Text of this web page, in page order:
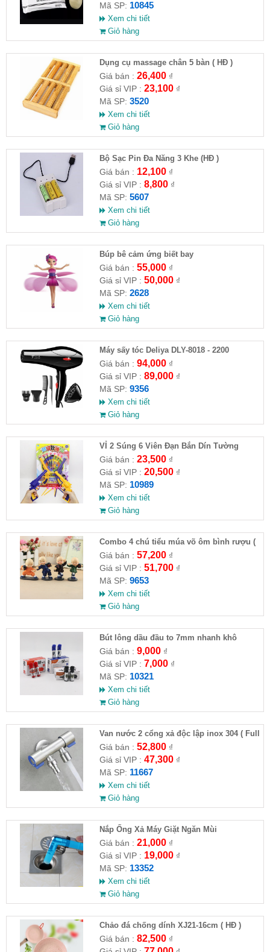
Mã SP: 10845
Xem chi tiết
Giỏ hàng
Dụng cụ massage chân 5 bàn ( HĐ )
Giá bán : 26,400₫
Giá sỉ VIP : 23,100₫
Mã SP: 3520
Xem chi tiết
Giỏ hàng
Bộ Sạc Pin Đa Năng 3 Khe (HĐ )
Giá bán : 12,100₫
Giá sỉ VIP : 8,800₫
Mã SP: 5607
Xem chi tiết
Giỏ hàng
​Búp bê cảm ứng biết bay
Giá bán : 55,000₫
Giá sỉ VIP : 50,000₫
Mã SP: 2628
Xem chi tiết
Giỏ hàng
Máy sấy tóc Deliya DLY-8018 - 2200
Giá bán : 94,000₫
Giá sỉ VIP : 89,000₫
Mã SP: 9356
Xem chi tiết
Giỏ hàng
VỈ 2 Súng 6 Viên Đạn Bắn Dín Tường
Giá bán : 23,500₫
Giá sỉ VIP : 20,500₫
Mã SP: 10989
Xem chi tiết
Giỏ hàng
Combo 4 chú tiểu múa võ ôm bình rượu (
HĐ )
Giá bán : 57,200₫
Giá sỉ VIP : 51,700₫
Mã SP: 9653
Xem chi tiết
Giỏ hàng
Bút lông dầu đầu to 7mm nhanh khô
Giá bán : 9,000₫
Giá sỉ VIP : 7,000₫
Mã SP: 10321
Xem chi tiết
Giỏ hàng
Van nước 2 cổng xả độc lập inox 304 ( Full
VAT )
Giá bán : 52,800₫
Giá sỉ VIP : 47,300₫
Mã SP: 11667
Xem chi tiết
Giỏ hàng
Nắp Ống Xả Máy Giặt Ngăn Mùi
Giá bán : 21,000₫
Giá sỉ VIP : 19,000₫
Mã SP: 13352
Xem chi tiết
Giỏ hàng
Chảo đá chống dính XJ21-16cm ( HĐ )
Giá bán : 82,500₫